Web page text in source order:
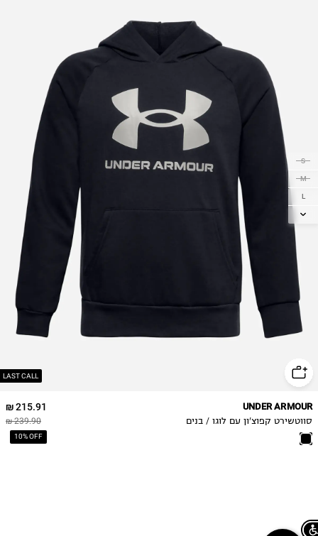
LAST CALL
S
M
L
XL
215.91 ₪
239.90 ₪
10% OFF
UNDER ARMOUR
סווטשירט קפוצ'ון עם לוגו / בנים